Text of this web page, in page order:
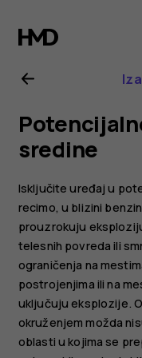
za
za
HMD
Pulse
Pro
sredine
Isključite uređaj u
recimo, u blizini
prouzrokuju
telesnih povreda ili
ograničenja na
postrojenjima ili na
uključuju eksplozije.
okruženjem možda
oblasti u kojima se